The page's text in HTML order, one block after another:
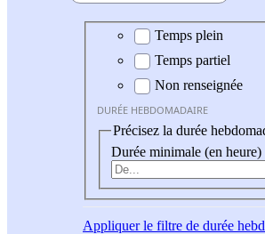
Durée hebdomadaire
Temps plein
Temps partiel
Non renseignée
DURÉE HEBDOMADAIRE
Précisez la durée
Durée minimale (en heure)
Appliquerle filtre de durée